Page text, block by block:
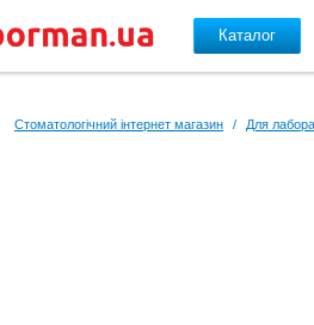
Каталог
Стоматологічний інтернет магазин / Для